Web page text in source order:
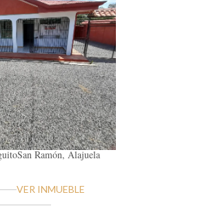
San Ramón, Alajuela
VER INMUEBLE